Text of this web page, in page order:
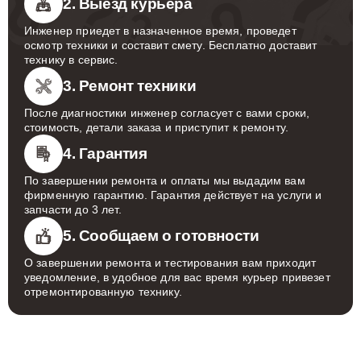
2. Выезд курьера
Инженер приедет в назначенное время, проведет
осмотр техники и составит смету. Бесплатно доставит
технику в сервис.
3. Ремонт техники
После диагностики инженер согласует с вами сроки,
стоимость, детали заказа и приступит к ремонту.
4. Гарантия
По завершении ремонта и оплаты мы выдадим вам
фирменную гарантию. Гарантия действует на услуги и
запчасти до 3 лет.
5. Сообщаем о готовности
О завершении ремонта и тестирования вам приходит
уведомление, в удобное для вас время курьер привезет
отремонтированную технику.